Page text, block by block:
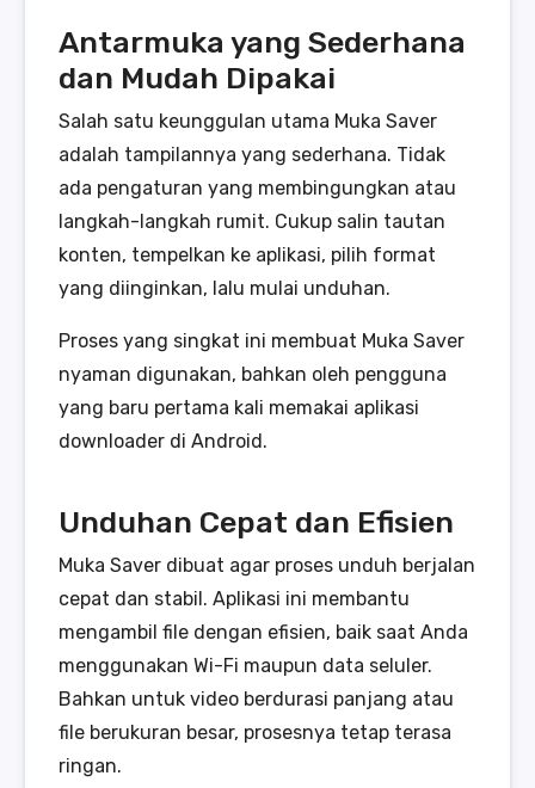
Antarmuka yang Sederhana
dan Mudah Dipakai
Salah satu keunggulan utama Muka Saver
adalah tampilannya yang sederhana. Tidak
ada pengaturan yang membingungkan atau
langkah-langkah rumit. Cukup salin tautan
konten, tempelkan ke aplikasi, pilih format
yang diinginkan, lalu mulai unduhan.
Proses yang singkat ini membuat Muka Saver
nyaman digunakan, bahkan oleh pengguna
yang baru pertama kali memakai aplikasi
downloader di Android.
Unduhan Cepat dan Efisien
Muka Saver dibuat agar proses unduh berjalan
cepat dan stabil. Aplikasi ini membantu
mengambil file dengan efisien, baik saat Anda
menggunakan Wi-Fi maupun data seluler.
Bahkan untuk video berdurasi panjang atau
file berukuran besar, prosesnya tetap terasa
ringan.